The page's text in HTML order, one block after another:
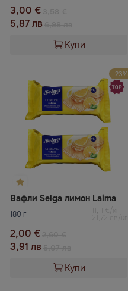
3,00 €
5,87 лв
Купи
-23%
Вафли Selga лимон Laima
180 г 11,11 €/кг
21,72 лв/кг
2,00 €
3,91 лв
Купи